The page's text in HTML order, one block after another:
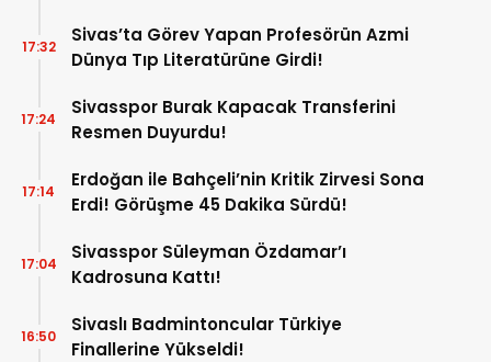
Sivas’ta Görev Yapan Profesörün Azmi
Dünya Tıp Literatürüne Girdi!
17:32
Sivasspor Burak Kapacak Transferini
Resmen Duyurdu!
17:24
Erdoğan ile Bahçeli’nin Kritik Zirvesi Sona
Erdi! Görüşme 45 Dakika Sürdü!
17:14
Sivasspor Süleyman Özdamar’ı
Kadrosuna Kattı!
17:04
Sivaslı Badmintoncular Türkiye
Finallerine Yükseldi!
16:50